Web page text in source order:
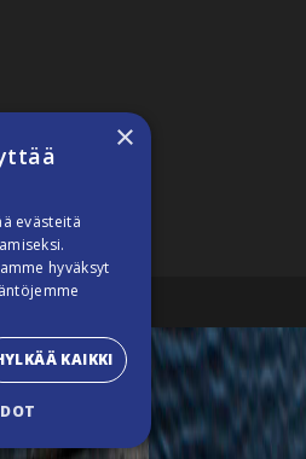
© 2026
×
evästeitä
hyväksyt
KAIKKI